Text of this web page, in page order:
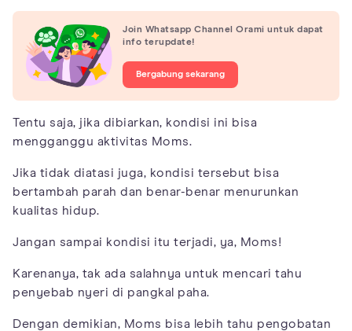
Join Whatsapp Channel Orami untuk dapat
info terupdate!
Bergabung sekarang
Tentu saja, jika dibiarkan, kondisi ini bisa
mengganggu aktivitas Moms.
Jika tidak diatasi juga, kondisi tersebut bisa
bertambah parah dan benar-benar menurunkan
kualitas hidup.
Jangan sampai kondisi itu terjadi, ya, Moms!
Karenanya, tak ada salahnya untuk mencari tahu
penyebab nyeri di pangkal paha.
Dengan demikian, Moms bisa lebih tahu pengobatan